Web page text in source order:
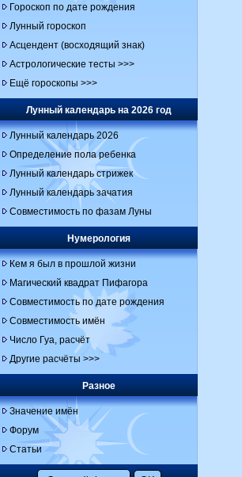
Гороскоп по дате рождения
Лунный гороскоп
Асцендент (восходящий знак)
Астрологические тесты >>>
Ещё гороскопы >>>
Лунный календарь на 2026 год
Лунный календарь 2026
Определение пола ребенка
Лунный календарь стрижек
Лунный календарь зачатия
Совместимость по фазам Луны
Нумерология
Кем я был в прошлой жизни
Магический квадрат Пифагора
Совместимость по дате рождения
Совместимость имён
Число Гуа, расчёт
Другие расчёты >>>
Разное
Значение имён
Форум
Статьи